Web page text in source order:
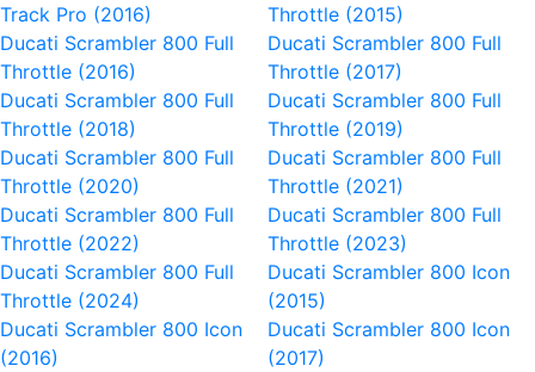
Track Pro (2016)
Throttle (2015)
Ducati Scrambler 800 Full
Throttle (2016)
Ducati Scrambler 800 Full
Throttle (2017)
Ducati Scrambler 800 Full
Throttle (2018)
Ducati Scrambler 800 Full
Throttle (2019)
Ducati Scrambler 800 Full
Throttle (2020)
Ducati Scrambler 800 Full
Throttle (2021)
Ducati Scrambler 800 Full
Throttle (2022)
Ducati Scrambler 800 Full
Throttle (2023)
Ducati Scrambler 800 Full
Throttle (2024)
Ducati Scrambler 800 Icon
(2015)
Ducati Scrambler 800 Icon
(2016)
Ducati Scrambler 800 Icon
(2017)